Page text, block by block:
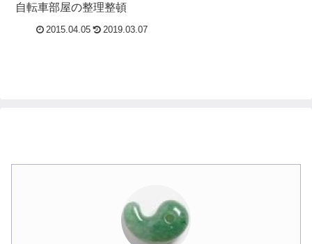
自転車部屋の整理整頓
2015.04.05 2019.03.07